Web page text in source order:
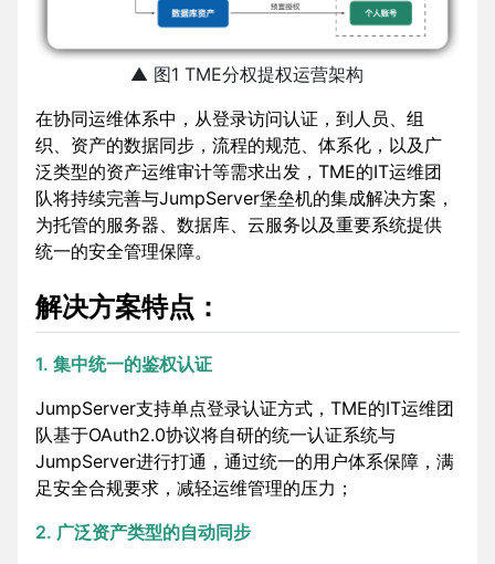
▲ 图1 TME分权提权运营架构
在协同运维体系中，从登录访问认证，到人员、组
织、资产的数据同步，流程的规范、体系化，以及广
泛类型的资产运维审计等需求出发，TME的IT运维团
队将持续完善与JumpServer堡垒机的集成解决方案，
为托管的服务器、数据库、云服务以及重要系统提供
统一的安全管理保障。
解决方案特点：
1. 集中统一的鉴权认证
JumpServer支持单点登录认证方式，TME的IT运维团
队基于OAuth2.0协议将自研的统一认证系统与
JumpServer进行打通，通过统一的用户体系保障，满
足安全合规要求，减轻运维管理的压力；
2. 广泛资产类型的自动同步